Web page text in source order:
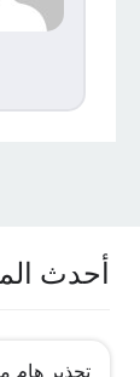
أحدث
تحذير هام